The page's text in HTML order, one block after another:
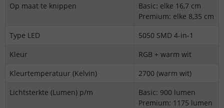
Op maat te knippen
Basic: elke 16,7 cm
Premium: elke 8,35 cm
Type LED
5050 SMD 4-in-1
Kleur
RGB + warm wit
Kleurtemperatuur (Kelvin)
2700 (warm wit)
Lichtsterkte (Lumen) p/m
Basic: 900 lumen
Premium: 1175 lumen